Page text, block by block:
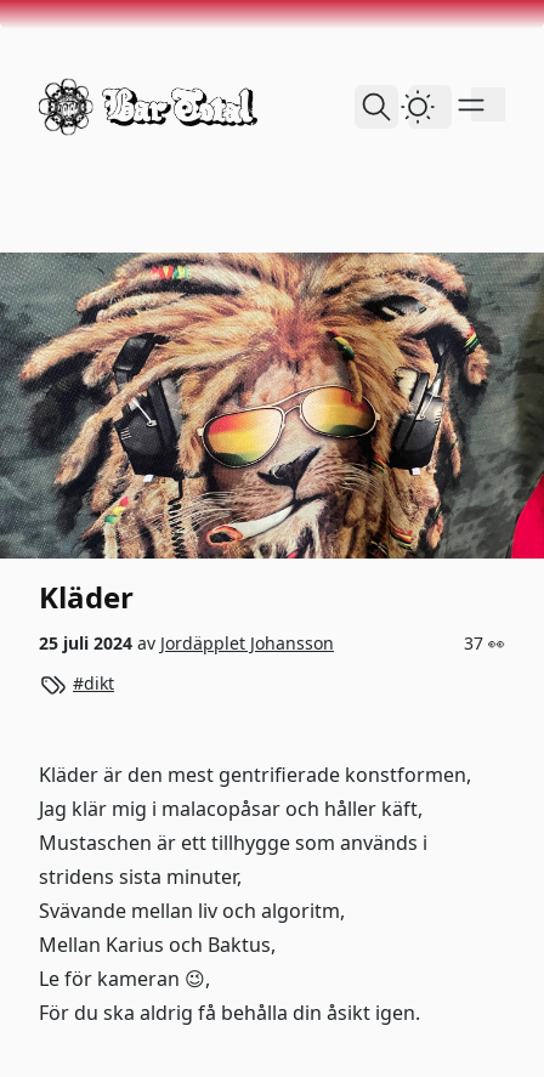
skip to content
Dark Theme
Kläder
37 👀
25 juli 2024 av Jordäpplet Johansson
dikt
Kläder är den mest gentrifierade konstformen,
Jag klär mig i malacopåsar och håller käft,
Mustaschen är ett tillhygge som används i
stridens sista minuter,
Svävande mellan liv och algoritm,
Mellan Karius och Baktus,
Le för kameran 😉,
För du ska aldrig få behålla din åsikt igen.